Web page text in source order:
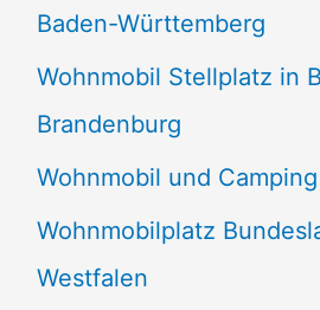
Baden-Württemberg
Wohnmobil Stellplatz in
Brandenburg
Wohnmobil und
Wohnmobilplatz
Westfalen